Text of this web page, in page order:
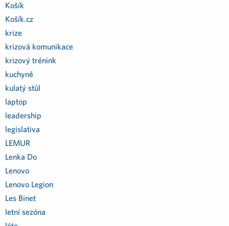
Košík
Košík.cz
krize
krizová komunikace
krizový trénink
kuchyně
kulatý stůl
laptop
leadership
legislativa
LEMUR
Lenka Do
Lenovo
Lenovo Legion
Les Binet
letní sezóna